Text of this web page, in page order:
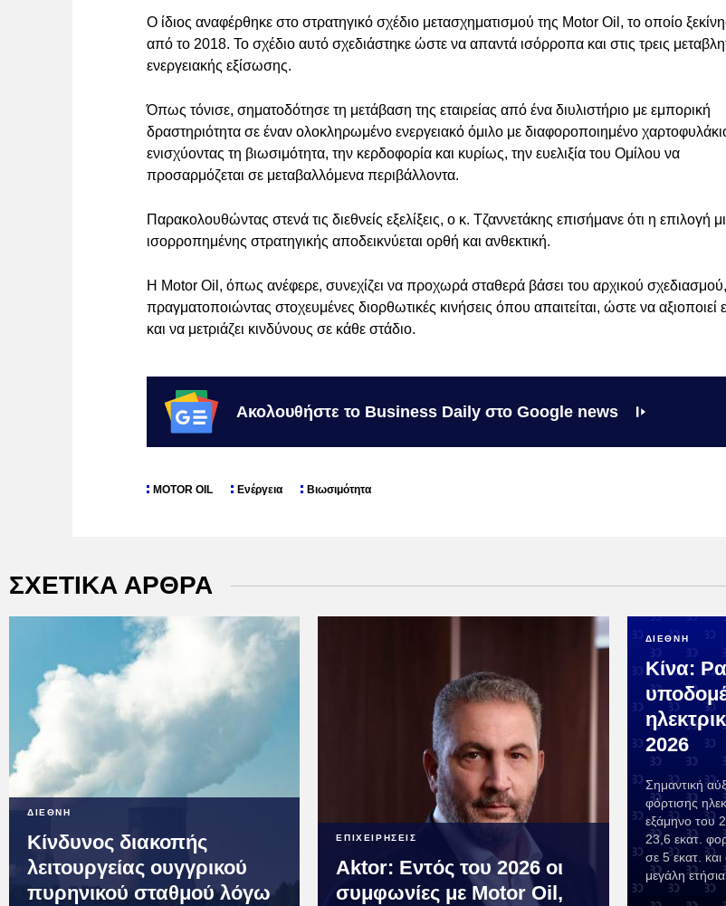
Ο ίδιος αναφέρθηκε στο στρατηγικό σχέδιο μετασχηματισμού της Motor Oil, το οποίο
από το 2018. Το σχέδιο αυτό σχεδιάστηκε ώστε να απαντά ισόρροπα και στις τρεις
ενεργειακής εξίσωσης.
Όπως τόνισε, σηματοδότησε τη μετάβαση της εταιρείας από ένα διυλιστήριο με εμπορική
δραστηριότητα σε έναν ολοκληρωμένο ενεργειακό όμιλο με διαφοροποιημένο
ενισχύοντας τη βιωσιμότητα, την κερδοφορία και κυρίως, την ευελιξία του Ομίλου να
προσαρμόζεται σε μεταβαλλόμενα περιβάλλοντα.
Παρακολουθώντας στενά τις διεθνείς εξελίξεις, ο κ. Τζαννετάκης επισήμανε ότι η επιλογή
ισορροπημένης στρατηγικής αποδεικνύεται ορθή και ανθεκτική.
Η Motor Oil, όπως ανέφερε, συνεχίζει να προχωρά σταθερά βάσει του αρχικού σχεδιασμού,
πραγματοποιώντας στοχευμένες διορθωτικές κινήσεις όπου απαιτείται, ώστε να αξιοποιεί
και να μετριάζει κινδύνους σε κάθε στάδιο.
Ακολουθήστε το Business Daily στο Google news
MOTOR OIL Ενέργεια Βιωσιμότητα
ΣΧΕΤΙΚΑ ΑΡΘΡΑ
ΔΙΕΘΝΗ
Κίνδυνος διακοπής
λειτουργείας ουγγρικού
πυρηνικού σταθμού λόγω
ΕΠΙΧΕΙΡΗΣΕΙΣ
Aktor: Εντός του 2026 οι
συμφωνίες με Motor Oil,
ΔΙΕΘΝΗ
Κίνα:
2026
Σημαντική
φόρτισης
εξάμηνο του
23,6 εκατ.
σε 5 εκατ. και
μεγάλη